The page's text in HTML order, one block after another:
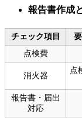
報告書作成
チェック項目
点検費
消火器
点
報告書・届出
対応